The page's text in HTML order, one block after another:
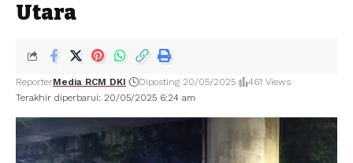
Utara
Terakhir diperbarui: 20/05/2025 6:24 am
ReporterMedia RCM DKI Diposting 20/05/2025 461 Views